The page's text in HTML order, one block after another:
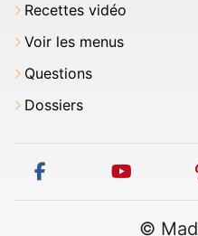
Recettes vidéo
Voir les menus
Questions
Dossiers
facebook
©